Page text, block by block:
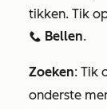
tikken. Tik
calling Bellen.
Zoeken: Tik
onderste